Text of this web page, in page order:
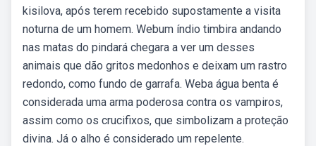
kisilova, após terem recebido supostamente a visita
noturna de um homem. Webum índio timbira andando
nas matas do pindará chegara a ver um desses
animais que dão gritos medonhos e deixam um rastro
redondo, como fundo de garrafa. Weba água benta é
considerada uma arma poderosa contra os vampiros,
assim como os crucifixos, que simbolizam a proteção
divina. Já o alho é considerado um repelente.